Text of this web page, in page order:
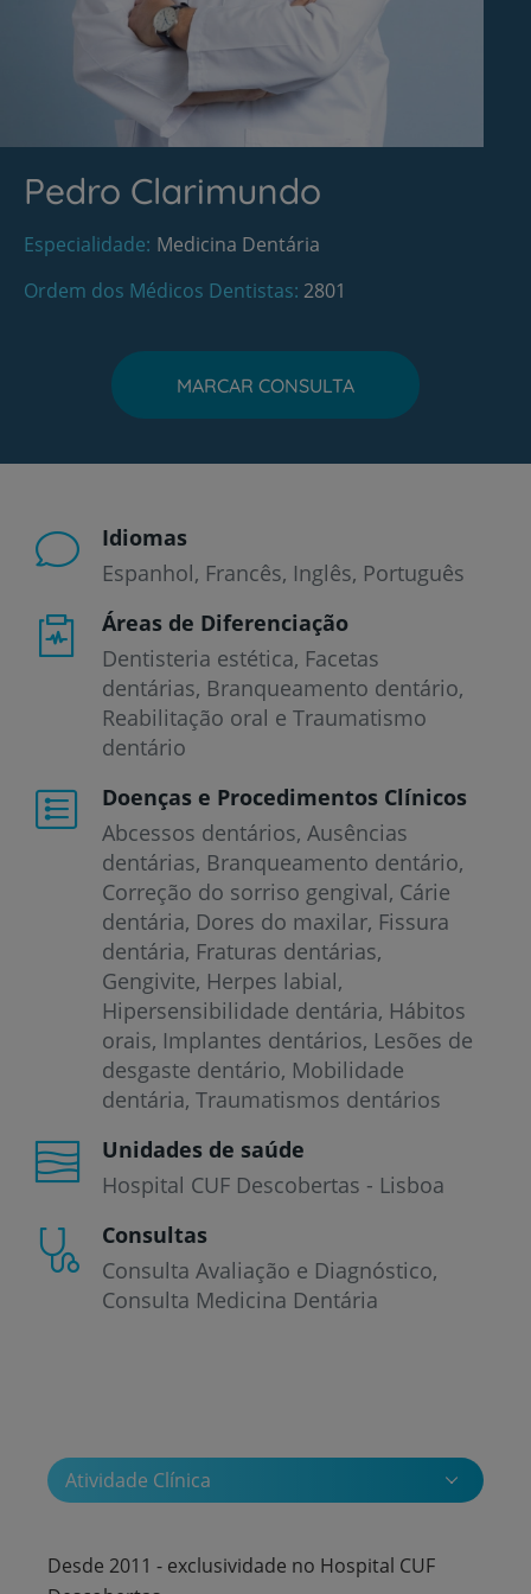
Pedro Clarimundo
Especialidade Medicina Dentária
Ordem dos Médicos Dentistas 2801
MARCAR CONSULTA
Idiomas
Espanhol Francês Inglês Português
Áreas de Diferenciação
Dentisteria estética, Facetas
dentárias, Branqueamento dentário,
Reabilitação oral e Traumatismo
dentário
Doenças e Procedimentos Clínicos
Abcessos dentários Ausências
dentárias Branqueamento dentário
Correção do sorriso gengival Cárie
dentária Dores do maxilar Fissura
dentária Fraturas dentárias
Gengivite Herpes labial
Hipersensibilidade dentária Hábitos
orais Implantes dentários Lesões de
desgaste dentário Mobilidade
dentária Traumatismos dentários
Unidades de saúde
Hospital CUF Descobertas - Lisboa
Consultas
Consulta Avaliação e Diagnóstico
Consulta Medicina Dentária
Atividade Clínica
Desde 2011 - exclusividade no Hospital CUF